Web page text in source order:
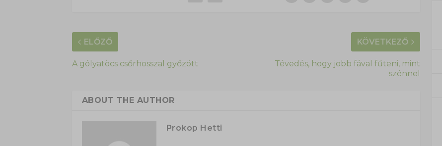
ELŐZŐ
A gólyatöcs csőrhosszal győzött
KÖVETKEZŐ
Tévedés, hogy jobb fával fűteni, mint
szénnel
ABOUT THE AUTHOR
Prokop Hetti